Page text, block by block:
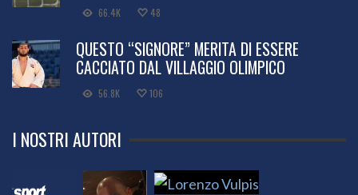
66.4K 48
QUESTO “SIGNORE” MERITA DI ESSERE
CACCIATO DAL VILLAGGIO OLIMPICO
56.8K 106
I NOSTRI AUTORI